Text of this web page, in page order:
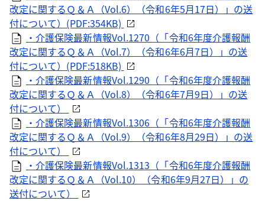
改定に関するＱ＆Ａ（Vol.6）（令和6年5月17日）」の送
付について）(PDF:354KB)
・介護保険最新情報Vol.1270（「令和6年度介護報酬
改定に関するＱ＆Ａ（Vol.7）（令和6年6月7日）」の送
付について）(PDF:518KB)
・介護保険最新情報Vol.1290（「令和6年度介護報酬
改定に関するＱ＆Ａ（Vol.8）（令和6年7月9日）」の送
付について）
・介護保険最新情報Vol.1306（「令和6年度介護報酬
改定に関するＱ＆Ａ（Vol.9）（令和6年8月29日）」の送
付について）
・介護保険最新情報Vol.1313（「令和6年度介護報酬
改定に関するＱ＆Ａ（Vol.10）（令和6年9月27日）」の
送付について）